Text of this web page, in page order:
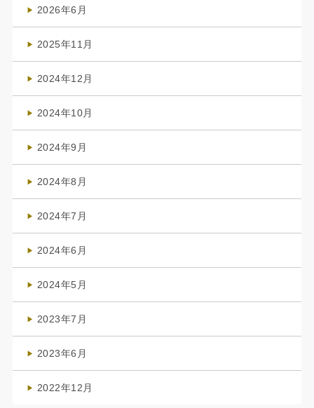
2026年6月
2025年11月
2024年12月
2024年10月
2024年9月
2024年8月
2024年7月
2024年6月
2024年5月
2023年7月
2023年6月
2022年12月